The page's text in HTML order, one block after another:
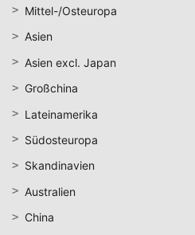
Mittel-/Osteuropa
Asien
Asien excl. Japan
Großchina
Lateinamerika
Südosteuropa
Skandinavien
Australien
China